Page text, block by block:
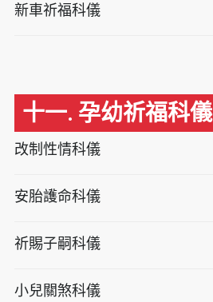
新車祈福科儀
十一. 孕幼祈福科儀
改制性情科儀
安胎護命科儀
祈賜子嗣科儀
小兒關煞科儀